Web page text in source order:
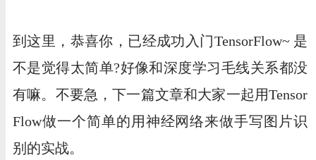
到这里，恭喜你，已经成功入门TensorFlow~ 是
不是觉得太简单?好像和深度学习毛线关系都没
有嘛。不要急，下一篇文章和大家一起用Tensor
Flow做一个简单的用神经网络来做手写图片识
别的实战。